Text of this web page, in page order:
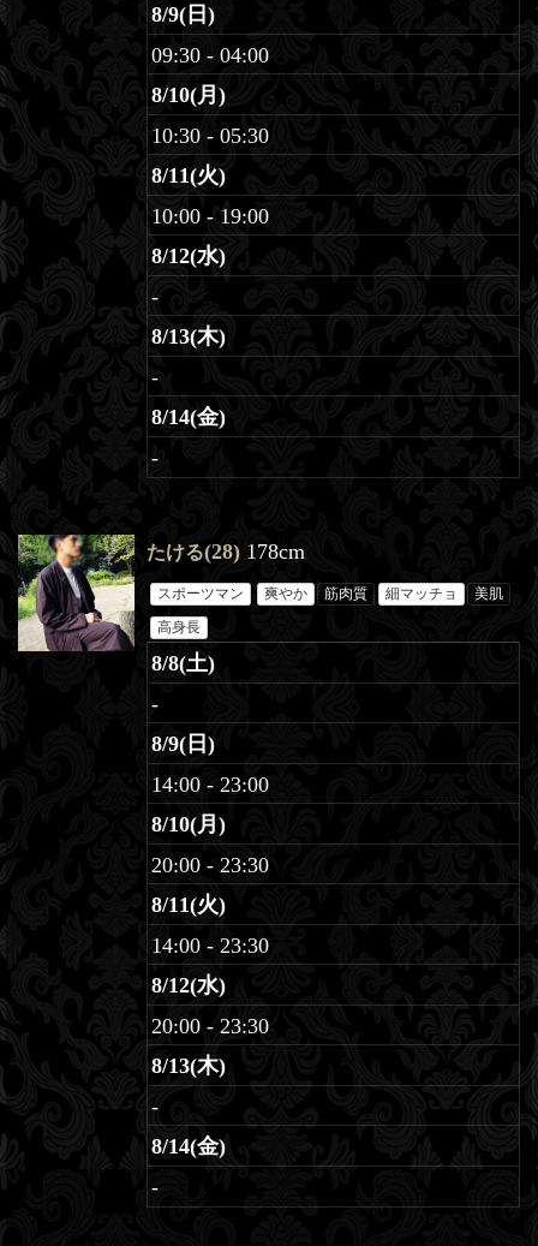
8/9(日)
09:30 - 04:00
8/10(月)
10:30 - 05:30
8/11(火)
10:00 - 19:00
8/12(水)
-
8/13(木)
-
8/14(金)
-
たける(28) 178cm
スポーツマン 爽やか 筋肉質 細マッチョ
美肌
高身長
8/8(土)
-
8/9(日)
14:00 - 23:00
8/10(月)
20:00 - 23:30
8/11(火)
14:00 - 23:30
8/12(水)
20:00 - 23:30
8/13(木)
-
8/14(金)
-